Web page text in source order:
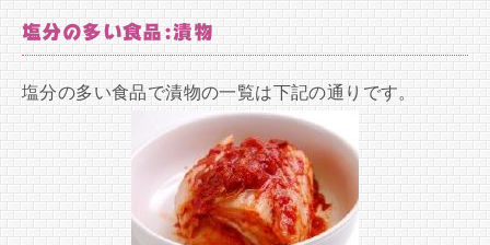
塩分の多い食品:漬物
塩分の多い食品で漬物の一覧は下記の通りです。